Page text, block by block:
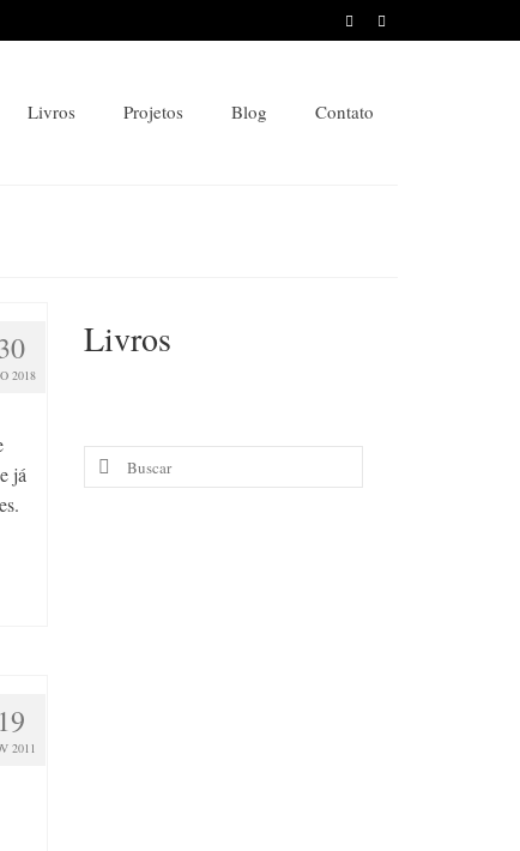
Livros Projetos Blog Contato
2018
já
19
2011
Livros
Buscar
por: